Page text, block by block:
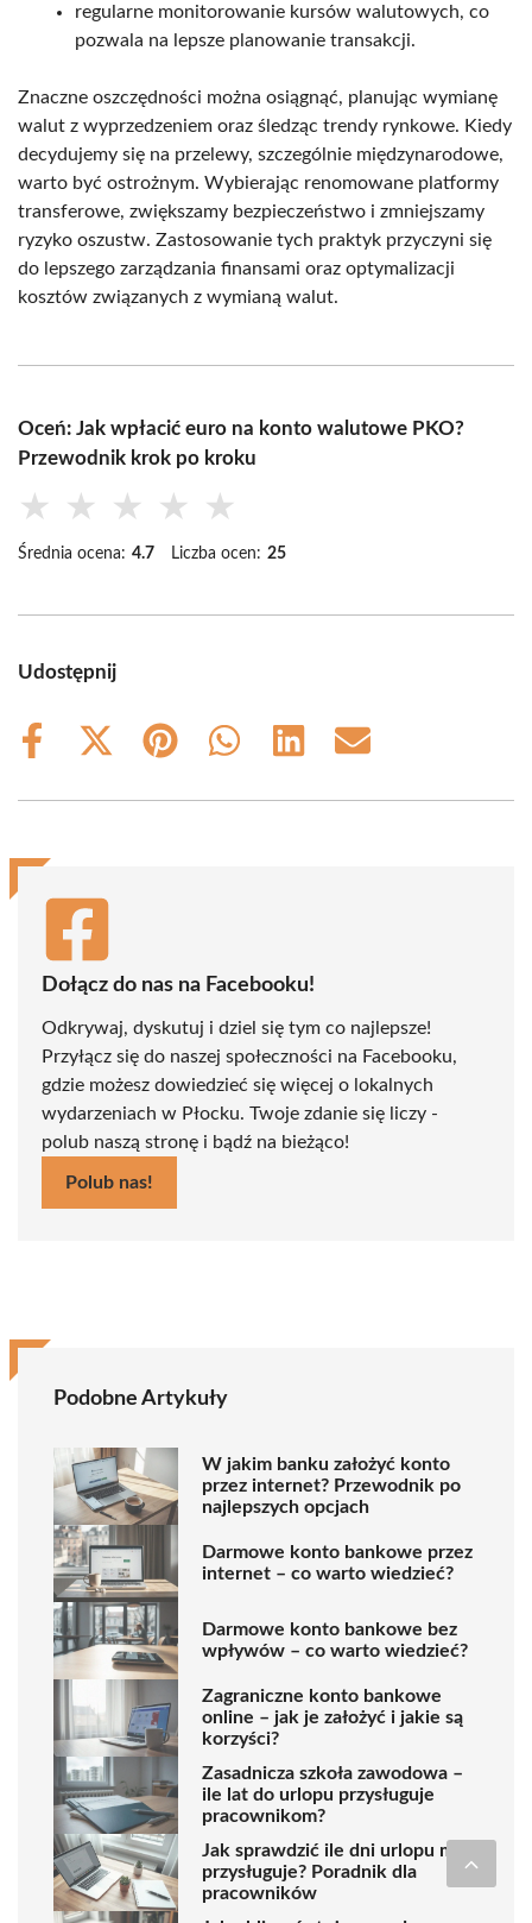
regularne monitorowanie kursów walutowych, co
pozwala na lepsze planowanie transakcji.
Znaczne oszczędności można osiągnąć, planując wymianę
walut z wyprzedzeniem oraz śledząc trendy rynkowe. Kiedy
decydujemy się na przelewy, szczególnie międzynarodowe,
warto być ostrożnym. Wybierając renomowane platformy
transferowe, zwiększamy bezpieczeństwo i zmniejszamy
ryzyko oszustw. Zastosowanie tych praktyk przyczyni się
do lepszego zarządzania finansami oraz optymalizacji
kosztów związanych z wymianą walut.
Oceń: Jak wpłacić euro na konto walutowe PKO?
Przewodnik krok po kroku
★ ★ ★ ★ ★
Średnia ocena: 4.7 Liczba ocen: 25
Udostępnij
Share
Share
(Twitter)
Share
Share
Share
Share
Dołącz do nas na Facebooku!
Odkrywaj, dyskutuj i dziel się tym co najlepsze!
Przyłącz się do naszej społeczności na Facebooku,
gdzie możesz dowiedzieć się więcej o lokalnych
wydarzeniach w Płocku. Twoje zdanie się liczy -
polub naszą stronę i bądź na bieżąco!
Polub nas!
Podobne Artykuły
W jakim banku założyć konto
przez internet? Przewodnik po
najlepszych opcjach
Darmowe konto bankowe przez
internet – co warto wiedzieć?
Darmowe konto bankowe bez
wpływów – co warto wiedzieć?
Zagraniczne konto bankowe
online – jak je założyć i jakie są
korzyści?
Zasadnicza szkoła zawodowa –
ile lat do urlopu przysługuje
pracownikom?
Jak sprawdzić ile dni urlopu mi
przysługuje? Poradnik dla
pracowników